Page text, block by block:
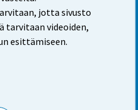
jotta sivusto
tarvitaan videoiden,
esittämiseen.